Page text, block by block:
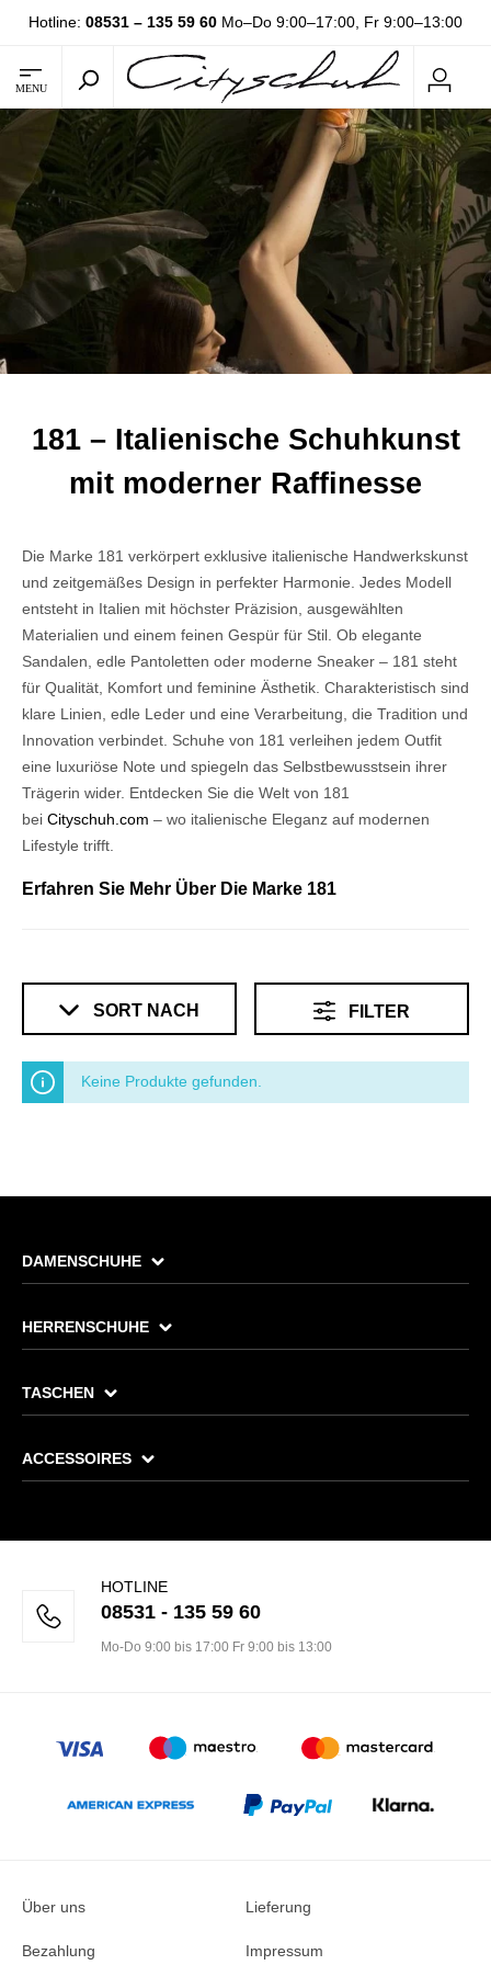
Hotline: 08531 – 135 59 60 Mo–Do 9:00–17:00, Fr 9:00–13:00
MENU
181 – Italienische Schuhkunst
mit moderner Raffinesse
Die Marke 181 verkörpert exklusive italienische Handwerkskunst
und zeitgemäßes Design in perfekter Harmonie. Jedes Modell
entsteht in Italien mit höchster Präzision, ausgewählten
Materialien und einem feinen Gespür für Stil. Ob elegante
Sandalen, edle Pantoletten oder moderne Sneaker – 181 steht
für Qualität, Komfort und feminine Ästhetik. Charakteristisch sind
klare Linien, edle Leder und eine Verarbeitung, die Tradition und
Innovation verbindet. Schuhe von 181 verleihen jedem Outfit
eine luxuriöse Note und spiegeln das Selbstbewusstsein ihrer
Trägerin wider. Entdecken Sie die Welt von 181
bei Cityschuh.com – wo italienische Eleganz auf modernen
Lifestyle trifft.
Erfahren Sie Mehr Über Die Marke 181
SORT NACH FILTER
Keine Produkte gefunden.
DAMENSCHUHE
HERRENSCHUHE
TASCHEN
ACCESSOIRES
HOTLINE
08531 - 135 59 60
Mo-Do 9:00 bis 17:00 Fr 9:00 bis 13:00
Über uns Lieferung
Bezahlung Impressum